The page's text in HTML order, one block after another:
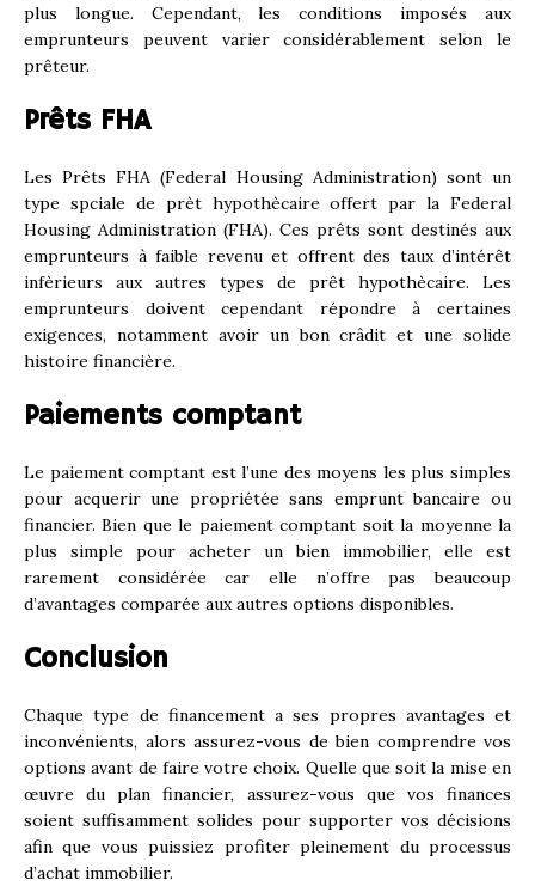
plus longue. Cependant, les conditions imposés aux
emprunteurs peuvent varier considérablement selon le
prêteur.
Prêts FHA
Les Prêts FHA (Federal Housing Administration) sont un
type spciale de prèt hypothècaire offert par la Federal
Housing Administration (FHA). Ces prêts sont destinés aux
emprunteurs à faible revenu et offrent des taux d’intérêt
infèrieurs aux autres types de prêt hypothècaire. Les
emprunteurs doivent cependant répondre à certaines
exigences, notamment avoir un bon crâdit et une solide
histoire financière.
Paiements comptant
Le paiement comptant est l’une des moyens les plus simples
pour acquerir une propriétée sans emprunt bancaire ou
financier. Bien que le paiement comptant soit la moyenne la
plus simple pour acheter un bien immobilier, elle est
rarement considérée car elle n’offre pas beaucoup
d’avantages comparée aux autres options disponibles.
Conclusion
Chaque type de financement a ses propres avantages et
inconvénients, alors assurez-vous de bien comprendre vos
options avant de faire votre choix. Quelle que soit la mise en
œuvre du plan financier, assurez-vous que vos finances
soient suffisamment solides pour supporter vos décisions
afin que vous puissiez profiter pleinement du processus
d’achat immobilier.